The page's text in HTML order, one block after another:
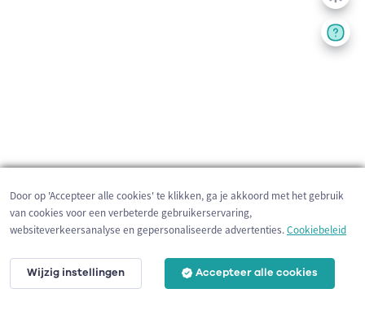
2 km
Door op 'Accepteer alle cookies' te klikken, ga je akkoord met het gebruik
van cookies voor een verbeterde gebruikerservaring,
websiteverkeersanalyse en gepersonaliseerde advertenties.Cookiebeleid
Wijzig instellingen Accepteer alle cookies